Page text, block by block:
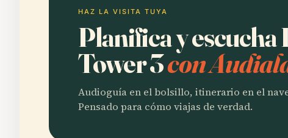
HAZ LA VISITA TUYA
Planifica y escucha
Tower 3con
Audioguía en el bolsillo, itinerario en el
Pensado para cómo viajas de verdad.